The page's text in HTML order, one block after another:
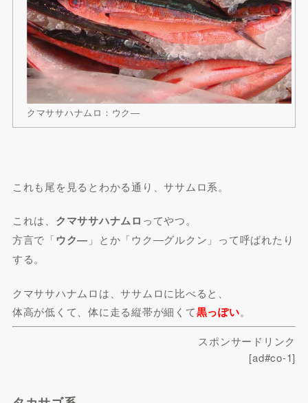
クマササハナムロ：ウク―
これも尾を見るとわかる通り、ササムロ系。
これは、 クマササハナムロ ってやつ。
方言で「ウク― 」とか「ウク―グルクン」って呼ばれたり
する。
クマササハナムロは、ササムロに比べると、
体高が低くて、体に走る縦帯が細くて黒っぽい。
スポンサードリンク
[ad#co-1]